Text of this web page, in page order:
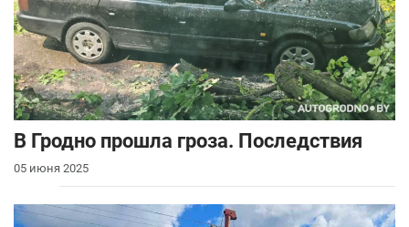
В Гродно прошла гроза. Последствия
05 июня 2025